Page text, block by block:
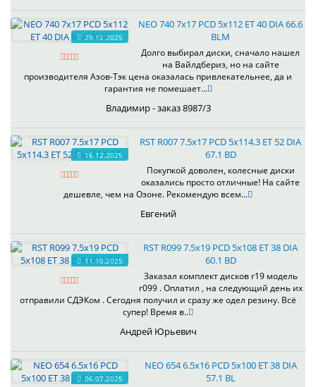
29.12.2025
NEO 740 7x17 PCD 5x112 ET 40 DIA 66.6
BLM
Долго выбирал диски, сначало нашел
на Вайлдбериз, но на сайте
производителя Азов-Тэк цена оказалась привлекательнее, да и
гарантия не помешает...
Владимир - заказ 8987/3
16.12.2025
RST R007 7.5x17 PCD 5x114.3 ET 52 DIA
67.1 BD
Покупкой доволен, колесные диски
оказались просто отличные! На сайте
дешевле, чем на Озоне. Рекомендую всем...
Евгений
11.10.2025
RST R099 7.5x19 PCD 5x108 ET 38 DIA
60.1 BD
Заказал комплект дисков r19 модель
r099 . Оплатил , на следующий день их
отправили СДЭКом . Сегодня получил и сразу же одел резину. Всё
супер! Время в..
Андрей Юрьевич
06.07.2025
NEO 654 6.5x16 PCD 5x100 ET 38 DIA
57.1 BL